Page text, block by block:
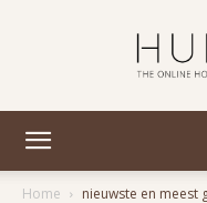
Home
nieuwste en meest